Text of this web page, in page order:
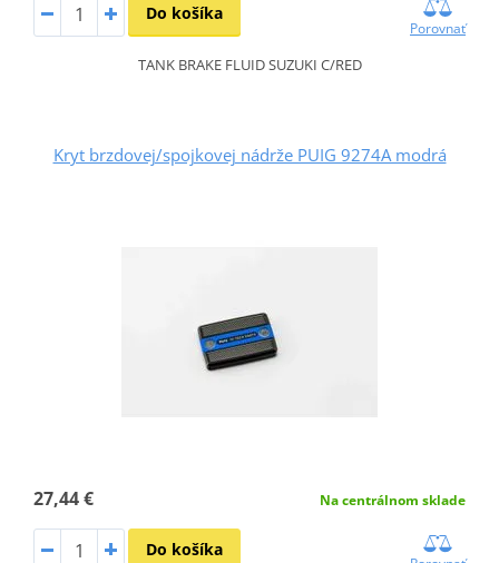
Do košíka
Porovnať
TANK BRAKE FLUID SUZUKI C/RED
Kryt brzdovej/spojkovej nádrže PUIG 9274A modrá
27,44 € Na centrálnom sklade
Do košíka